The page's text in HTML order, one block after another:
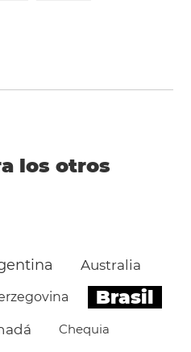
los otros
Australia
Brasil
Chequia